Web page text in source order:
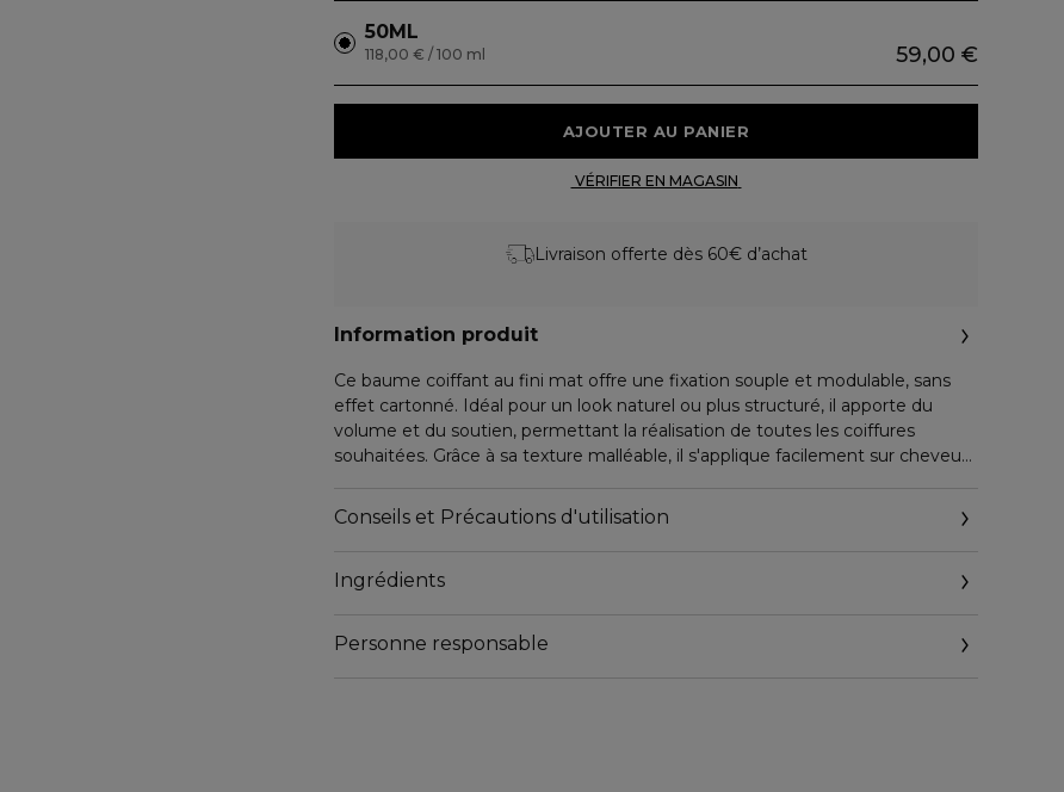
50ML
59,00 €
118,00 € / 100 ml
Livraison offerte dès 60€ d’achat
Information produit
Ce baume coiffant au fini mat offre une fixation souple et modulable, sans
effet cartonné. Idéal pour un look naturel ou plus structuré, il apporte du
volume et du soutien, permettant la réalisation de toutes les coiffures
souhaitées. Grâce à sa texture malléable, il s'applique facilement sur cheveux
résidus. Sa formule non grasse hydrate la fibre capillaire et protège les
cheveux des agressions extérieures.
Conseils et Précautions d'utilisation
Ingrédients
Personne responsable